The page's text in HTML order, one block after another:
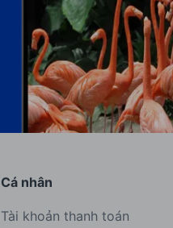
Cá nhân
Tài khoản thanh toán